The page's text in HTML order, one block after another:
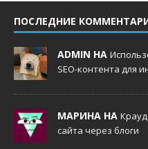
ПОСЛЕДНИЕ
ADMIN НА
SEO-контента для
МАРИНА НА
сайта через блоги